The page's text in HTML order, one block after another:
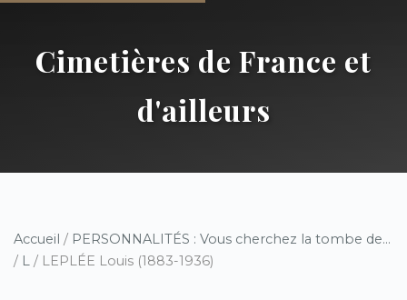
Cimetières de France et
d'ailleurs
Accueil / PERSONNALITÉS : Vous cherchez la tombe de...
/ L / LEPLÉE Louis (1883-1936)